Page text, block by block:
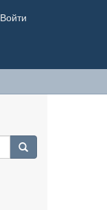
Войти